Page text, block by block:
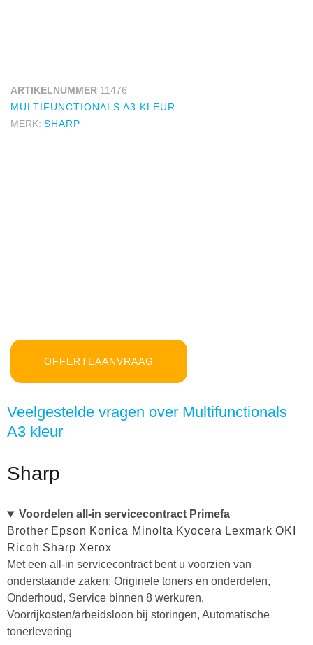
ARTIKELNUMMER 11476
MULTIFUNCTIONALS A3 KLEUR
MERK: SHARP
OFFERTEAANVRAAG
Veelgestelde vragen over Multifunctionals
A3 kleur
Sharp
Voordelen all-in servicecontract Primefa
Brother Epson Konica Minolta Kyocera Lexmark OKI
Ricoh Sharp Xerox
Met een all-in servicecontract bent u voorzien van
onderstaande zaken: Originele toners en onderdelen,
Onderhoud, Service binnen 8 werkuren,
Voorrijkosten/arbeidsloon bij storingen, Automatische
tonerlevering